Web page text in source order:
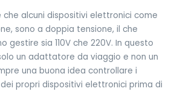
alcuni dispositivi elettronici come
sono a doppia tensione, il che
gestire sia 110V che 220V. In questo
un adattatore da viaggio e non un
una buona idea controllare i
propri dispositivi elettronici prima di